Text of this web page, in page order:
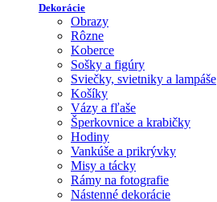
Dekorácie
Obrazy
Rôzne
Koberce
Sošky a figúry
Sviečky, svietniky a lampáše
Košíky
Vázy a fľaše
Šperkovnice a krabičky
Hodiny
Vankúše a prikrývky
Misy a tácky
Rámy na fotografie
Nástenné dekorácie